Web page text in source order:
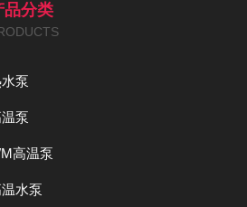
品分类
泵
泵
高温泵
水泵